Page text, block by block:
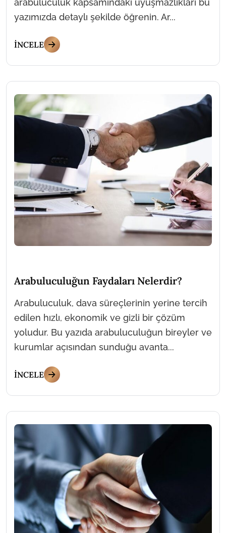
arabuluculuk kapsamındaki uyuşmazlıkları bu
yazımızda detaylı şekilde öğrenin. Ar...
İNCELE
Arabuluculuğun Faydaları Nelerdir?
Arabuluculuk, dava süreçlerinin yerine tercih
edilen hızlı, ekonomik ve gizli bir çözüm
yoludur. Bu yazıda arabuluculuğun bireyler ve
kurumlar açısından sunduğu avanta...
İNCELE